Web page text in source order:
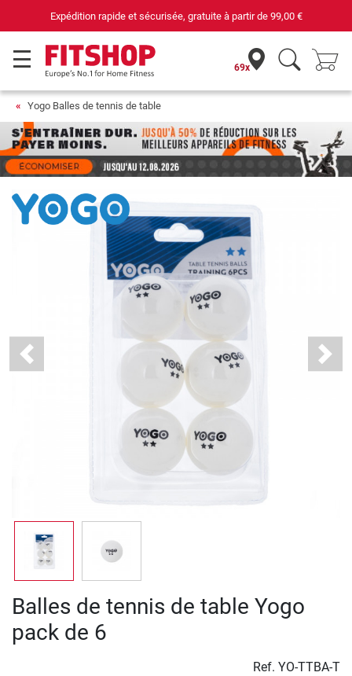
Expédition rapide et sécurisée, gratuite à partir de 99,00 €
69x
Yogo Balles de tennis de table
Previous Next
Balles de tennis de table Yogo
pack de 6
Ref. YO-TTBA-T